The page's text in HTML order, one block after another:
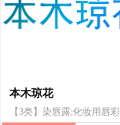
本木琼花